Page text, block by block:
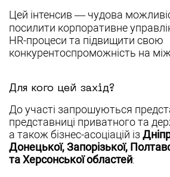
Цей інтенсив — чудова
посилити корпоративне
HR-процеси та підвищити свою
конкурентоспроможність на
Для кого цей захід?
До участі запрошуються
представниці приватного та
а також бізнес-асоціацій із
Донецької, Запорізької,
та Херсонської областей: